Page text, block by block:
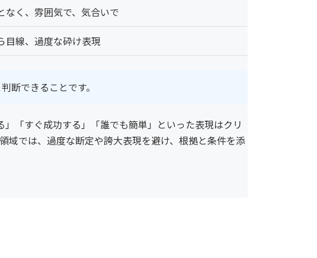
なく、雰囲気で、気合いで
目線、過度な砕け表現
断できることです。
「すぐ成功する」「誰でも簡単」といった表現はクリ
域では、過度な断定や誇大表現を避け、根拠と条件を添